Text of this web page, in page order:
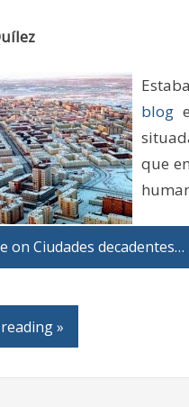
blog
que
on Ciudades decadentes…
»